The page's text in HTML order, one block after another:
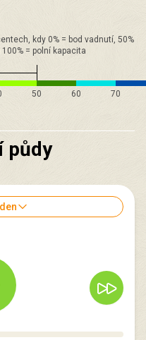
kdy 0% = bod vadnutí, 50%
= polní kapacita
50 60 70
půdy